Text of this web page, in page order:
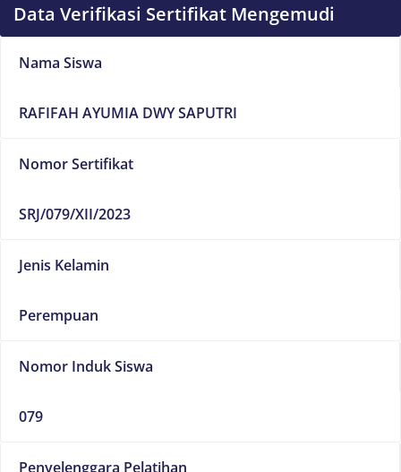
Data Verifikasi Sertifikat Mengemudi
Nama Siswa
RAFIFAH AYUMIA DWY SAPUTRI
Nomor Sertifikat
SRJ/079/XII/2023
Jenis Kelamin
Perempuan
Nomor Induk Siswa
079
Penyelenggara Pelatihan